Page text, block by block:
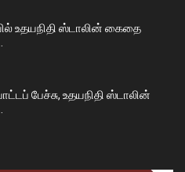
உதயநிதி ஸ்டாலின் கைதை
பேச்சு, உதயநிதி ஸ்டாலின்